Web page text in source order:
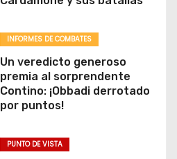
INFORMES DE COMBATES
Un veredicto generoso
premia al sorprendente
Contino: ¡Obbadi derrotado
por puntos!
PUNTO DE VISTA